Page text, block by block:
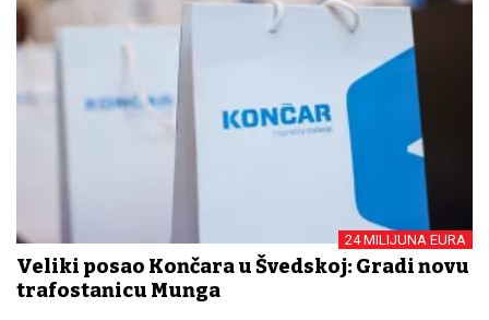
24 MILIJUNA EURA
Veliki posao Končara u Švedskoj: Gradi novu
trafostanicu Munga